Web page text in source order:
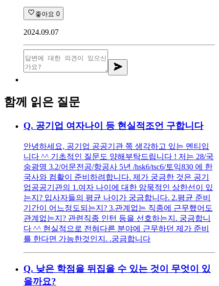
좋아요 0
2024.09.07
함께 읽은 질문
Q. 공기업 여자나이 등 현실적조언 구합니다
안녕하세요, 공기업 공공기관 쪽 생각하고 있는 멘티입
니다 ^^ 기초적인 질문도 양해부탁드립니다 ! 저는 28/국
숭광명 3.2/어문전공/항공사 5년 /hsk6/tsc6/토익830 에 한
국사와 컴활이 준비하려합니다. 제가 궁금한 것은 공기
업공공기관의 1.여자 나이에 대한 암묵적인 상한선이 있
는지? 입사자들의 평균 나이가 궁금합니다. 2.평균 준비
기간이 어느정도되는지? 3.관계없는 직종에 근무했어도
관계없는지? 관련직종 인턴 등을 선호하는지. 궁금합니
다 ^^ 현실적으로 전혀다른 분야에 근무하던 제가 준비
를 한다면 가능한것인지. .궁금합니다
Q. 낮은 학점을 뒤집을 수 있는 것이 무엇이 있
을까요?